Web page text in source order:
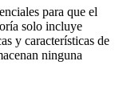
para que el
solo incluye
y características de
ninguna